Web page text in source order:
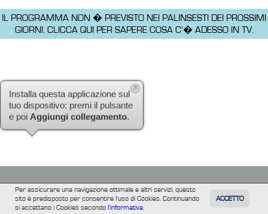
TUTTI FILM
Per assicurare una navigazione ottimale e altri servizi, questo
sito è predisposto per consentire l'uso di Cookies. Continuando
si accettano i Cookies secondol'informativa.
ACCETTO
IL PROGRAMMA NON � PREVISTO NEI PALINSESTI DEI PROSSIMI
GIORNI. CLICCA QUI PER SAPERE COSA C'� ADESSO IN TV.
Installa questa applicazione sul
tuo dispositivo: premi il pulsante